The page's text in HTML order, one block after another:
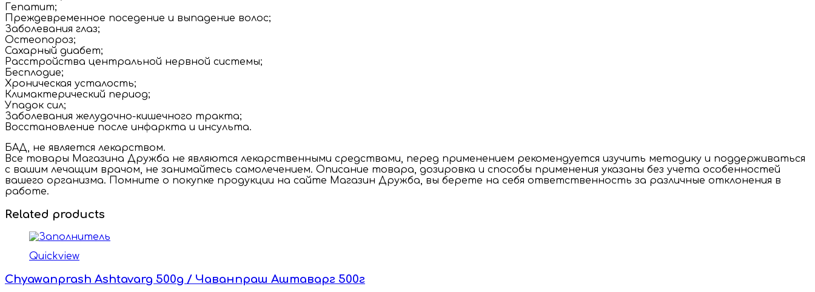
Гепатит;
Преждевременное поседение и выпадение волос;
Заболевания глаз;
Остеопороз;
Сахарный диабет;
Расстройства центральной нервной системы;
Бесплодие;
Хроническая усталость;
Климактерический период;
Упадок сил;
Заболевания желудочно-кишечного тракта;
Восстановление после инфаркта и инсульта.
БАД, не является лекарством.
Все товары Магазина Дружба не являются лекарственными средствами, перед применением рекомендуется изучить методику и поддерживаться
с вашим лечащим врачом, не занимайтесь самолечением. Описание товара, дозировка и способы применения указаны без учета особенностей
вашего организма. Помните о покупке продукции на сайте Магазин Дружба, вы берете на себя ответственность за различные отклонения в
работе.
Related products
Quickview
Chyawanprash Ashtavarg 500g / Чаванпраш Аштаварг 500г